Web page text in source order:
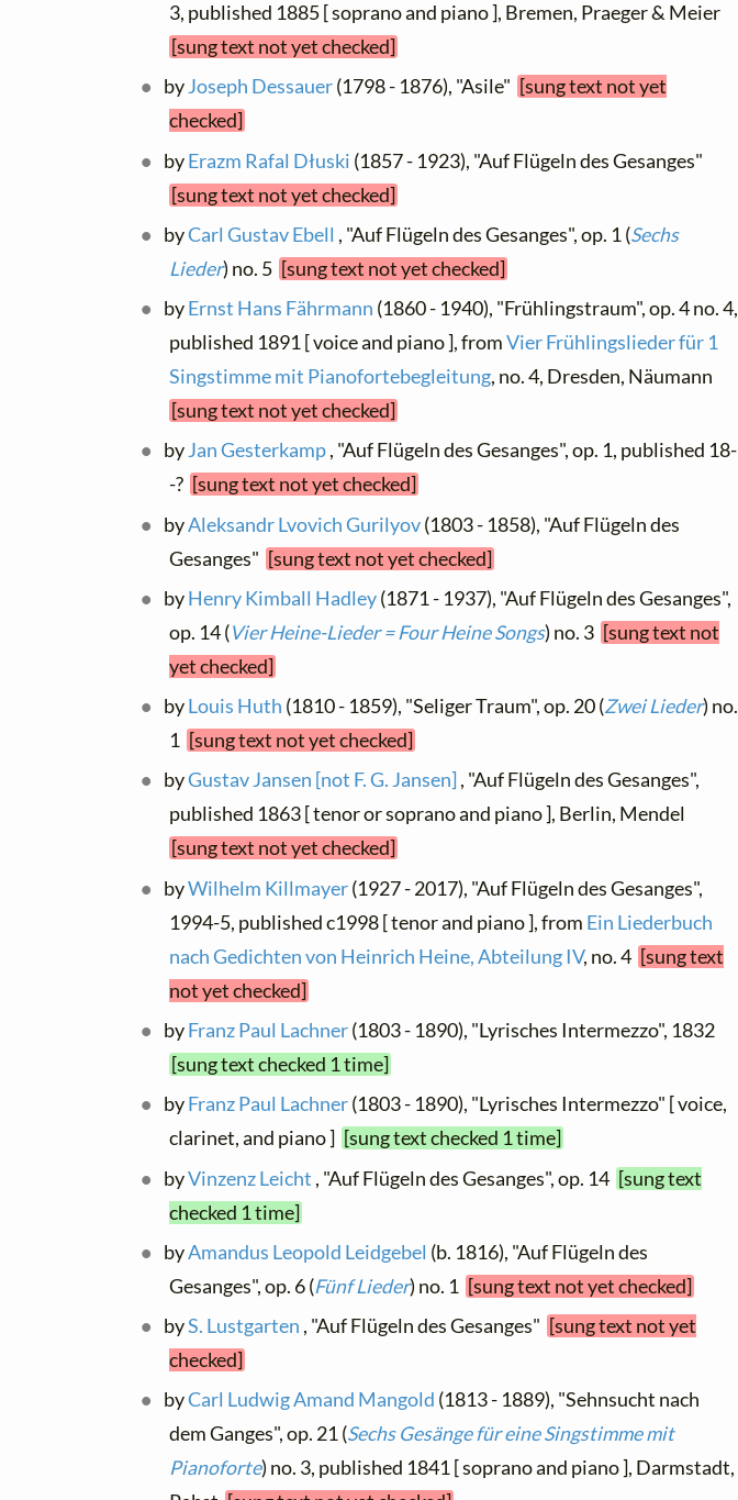
3, published 1885 [ soprano and piano ], Bremen, Praeger & Meier
[sung text not yet checked]
byJoseph Dessauer(1798 - 1876), "Asile" [sung text not yet
checked]
byErazm Rafal Dłuski (1857 - 1923), "Auf Flügeln des Gesanges"
[sung text not yet checked]
byCarl Gustav Ebell , "Auf Flügeln des Gesanges", op. 1 (Sechs
Lieder) no. 5 [sung text not yet checked]
byErnst Hans Fährmann (1860 - 1940), "Frühlingstraum", op. 4 no. 4,
published 1891 [ voice and piano ], fromVier Frühlingslieder für 1
Singstimme mit Pianofortebegleitung, no. 4, Dresden, Näumann
[sung text not yet checked]
byJan Gesterkamp, "Auf Flügeln des Gesanges", op. 1, published 18-
-? [sung text not yet checked]
byAleksandr Lvovich Gurilyov(1803 - 1858), "Auf Flügeln des
Gesanges" [sung text not yet checked]
byHenry Kimball Hadley(1871 - 1937), "Auf Flügeln des Gesanges",
op. 14 (Vier Heine-Lieder = Four Heine Songs) no. 3 [sung text not
yet checked]
byLouis Huth (1810 - 1859), "Seliger Traum", op. 20 (Zwei Lieder) no.
1 [sung text not yet checked]
byGustav Jansen [not F. G. Jansen] , "Auf Flügeln des Gesanges",
published 1863 [ tenor or soprano and piano ], Berlin, Mendel
[sung text not yet checked]
byWilhelm Killmayer(1927 - 2017), "Auf Flügeln des Gesanges",
1994-5, published c1998 [ tenor and piano ], from Ein Liederbuch
nach Gedichten von Heinrich Heine, Abteilung IV, no. 4 [sung text
not yet checked]
byFranz Paul Lachner(1803 - 1890), "Lyrisches Intermezzo", 1832
[sung text checked 1 time]
byFranz Paul Lachner(1803 - 1890), "Lyrisches Intermezzo" [ voice,
clarinet, and piano ] [sung text checked 1 time]
byVinzenz Leicht , "Auf Flügeln des Gesanges", op. 14 [sung text
checked 1 time]
byAmandus Leopold Leidgebel (b. 1816), "Auf Flügeln des
Gesanges", op. 6 (Fünf Lieder) no. 1 [sung text not yet checked]
byS. Lustgarten , "Auf Flügeln des Gesanges" [sung text not yet
checked]
byCarl Ludwig Amand Mangold (1813 - 1889), "Sehnsucht nach
dem Ganges", op. 21 (Sechs Gesänge für eine Singstimme mit
Pianoforte) no. 3, published 1841 [ soprano and piano ], Darmstadt,